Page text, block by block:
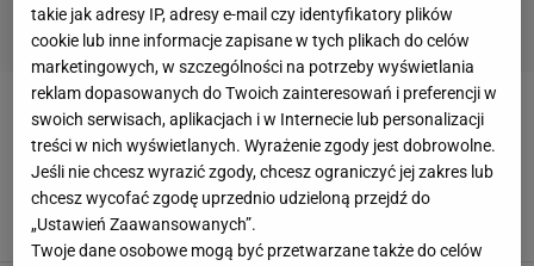
GESSLER
Pochwalił Gessler za drożdżówki. Cena mu nie
przeszkadza. "Jestem w stanie zapłacić krocie"
DROŻDŻÓWKI GESSLER
takie jak adresy IP, adresy e-mail czy identyfikatory plików
cookie lub inne informacje zapisane w tych plikach do celów
marketingowych, w szczególności na potrzeby wyświetlania
reklam dopasowanych do Twoich zainteresowań i preferencji w
swoich serwisach, aplikacjach i w Internecie lub personalizacji
treści w nich wyświetlanych. Wyrażenie zgody jest dobrowolne.
Jeśli nie chcesz wyrazić zgody, chcesz ograniczyć jej zakres lub
chcesz wycofać zgodę uprzednio udzieloną przejdź do
„Ustawień Zaawansowanych”.
Twoje dane osobowe mogą być przetwarzane także do celów